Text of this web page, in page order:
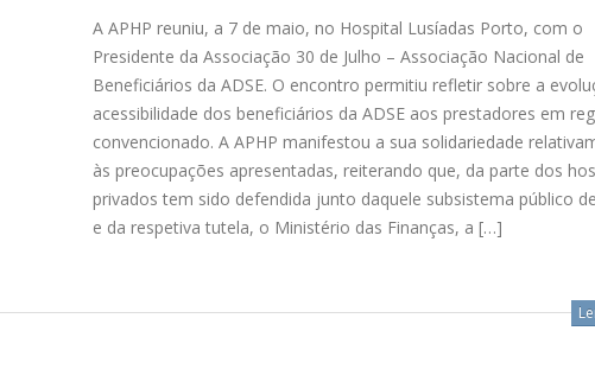
A APHP reuniu, a 7 de maio, no Hospital Lusíadas Porto, com o
Presidente da Associação 30 de Julho – Associação Nacional de
Beneficiários da ADSE. O encontro permitiu refletir sobre a
acessibilidade dos beneficiários da ADSE aos prestadores em
convencionado. A APHP manifestou a sua solidariedade
às preocupações apresentadas, reiterando que, da parte dos
privados tem sido defendida junto daquele subsistema público
e da respetiva tutela, o Ministério das Finanças, a […]